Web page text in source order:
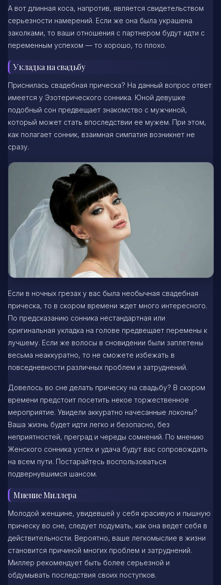
А вот длинная коса, напротив, является свидетельством
серьезности намерений. Если же она была украшена
заколками, то ваши отношения с партнером будут идти с
переменным успехом — то хорошо, то плохо.
Укладка на свадьбу
Приснилась свадебная прическа? На данный вопрос ответ
имеется у Эзотерического сонника. Юной девушке
подобный сон предвещает знакомство с мужчиной,
который может стать впоследствии ее мужем. При этом,
как полагает сонник, взаимная симпатия возникнет не
сразу.
Если в ночных грезах у вас была необычная свадебная
прическа, то в скором времени ждет много интересного.
По предсказанию сонника нестандартная или
оригинальная укладка на голове предвещает перемены к
лучшему. Если же волосы в сновидении были заплетены
весьма неаккуратно, то не сможете избежать в
повседневности различных проблем и затруднений.
Довелось во сне делать прическу на свадьбу? В скором
времени предстоит посетить некое торжественное
мероприятие. Увидели аккуратно начесанные локоны?
Ваша жизнь будет идти легко и безопасно, без
неприятностей, преград и череды сомнений. По мнению
Женского сонника успех и удача будут вас сопровождать
на всем пути. Постарайтесь воспользоваться
подвернувшимся шансом.
Мнение Миллера
Молодой женщине, увидевшей у себя красивую и пышную
прическу во сне, следует подумать, как она ведет себя в
действительности. Вероятно, ваше легкомыслие в жизни
становится причиной многих проблем и затруднений.
Миллер рекомендует быть более серьезной и
обдумывать последствия своих поступков.